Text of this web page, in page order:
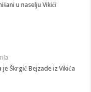
u naselju Vikići
je Škrgić Bejzade iz Vikića